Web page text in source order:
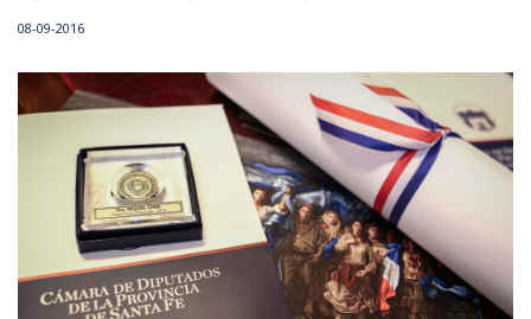
08-09-2016